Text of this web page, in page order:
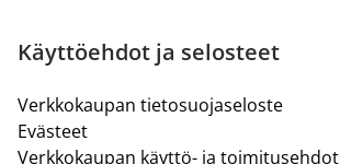
Käyttöehdot ja selosteet
Verkkokaupan tietosuojaseloste
Evästeet
Verkkokaupan käyttö- ja toimitusehdot